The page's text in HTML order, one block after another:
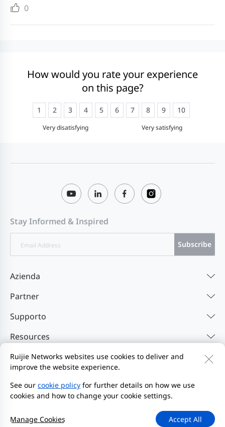
0
How would you rate your experience
on this page?
Very disatisfying
1 2 3 4 5 6 7 8 9 10
Very satisfying
Stay Informed & Inspired
Subscribe
Azienda
Partner
Supporto
Resources
Contattaci Feedback
Privacy Policy
l'Accordo per gli utenti del sito web
Privacy Inquiries
EU Data Act Notice
Avvia segnalazione
Site Map
Ruijie Networks websites use cookies to deliver and
improve the website experience.
See our cookie policy for further details on how we use
cookies and how to change your cookie settings.
Accept All
Manage Cookies